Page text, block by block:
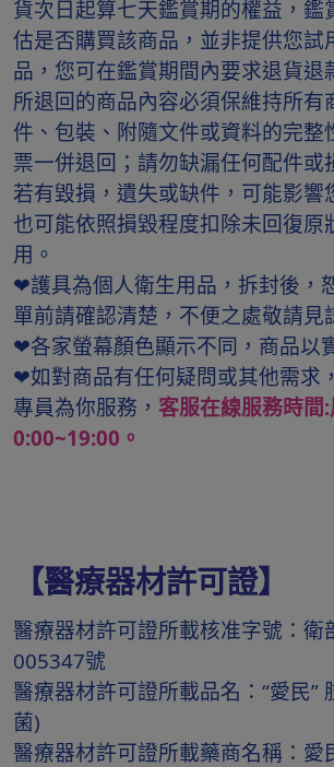
貨次日起算七天鑑賞期的權益，鑑
估是否購買該商品，並非提供您試
品，您可在鑑賞期間內要求退貨退
所退回的商品內容必須保維持所有
件、包裝、附隨文件或資料的完整
票一併退回；請勿缺漏任何配件或
若有毀損，遺失或缺件，可能影響
也可能依照損毀程度扣除未回復原
用。
❤護具為個人衛生用品，拆封後，
單前請確認清楚，不便之處敬請見
❤各家螢幕顏色顯示不同，商品以
❤如對商品有任何疑問或其他需求
專員為你服務， 客服在線服務時間
0:00~19:00。
【醫療器材許可證】
醫療器材許可證所載核准字號：衛
005347號
醫療器材許可證所載品名：“愛民”
菌)
醫療器材許可證所載藥商名稱：愛